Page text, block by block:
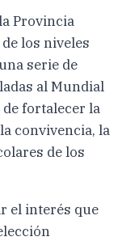
Provincia
los niveles
serie de
al Mundial
fortalecer la
convivencia, la
de los
el interés que